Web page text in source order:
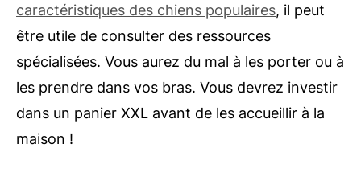
caractéristiques des chiens populaires, il peut
être utile de consulter des ressources
spécialisées. Vous aurez du mal à les porter ou à
les prendre dans vos bras. Vous devrez investir
dans un panier XXL avant de les accueillir à la
maison !